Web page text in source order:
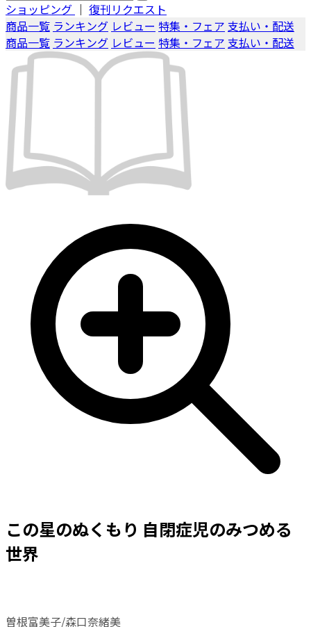
ショッピング ｜ 復刊リクエスト
商品一覧 ランキング レビュー 特集・フェア 支払い・配送
商品一覧 ランキング レビュー 特集・フェア 支払い・配送
この星のぬくもり 自閉症児のみつめる
世界
曽根富美子/森口奈緒美